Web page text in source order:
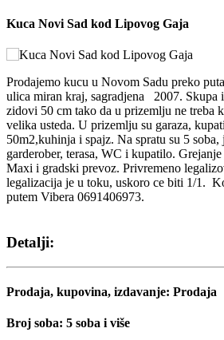
Kuca Novi Sad kod Lipovog Gaja
Prodajemo kucu u Novom Sadu preko
ulica miran kraj, sagradjena 2007. Skupa
zidovi 50 cm tako da u prizemlju ne treba
velika usteda. U prizemlju su garaza,
50m2,kuhinja i spajz. Na spratu su 5
garderober, terasa, WC i kupatilo.
Maxi i gradski prevoz. Privremeno
legalizacija je u toku, uskoro ce biti 1/1.
putem Vibera 0691406973.
Detalji:
Prodaja, kupovina, izdavanje: Prodaja
Broj soba: 5 soba i više